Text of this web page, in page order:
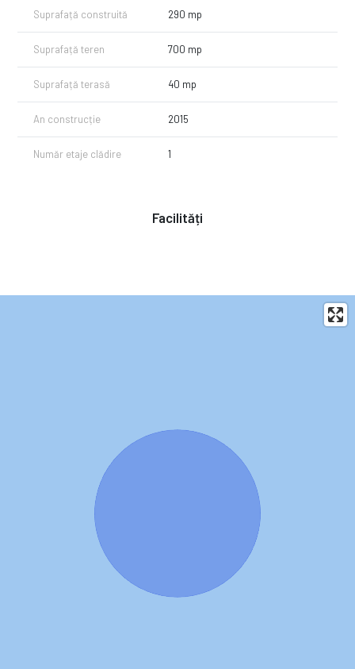
Suprafață construită 290 mp
Suprafață teren 700 mp
Suprafață terasă 40 mp
An construcție 2015
Număr etaje clădire 1
Facilități